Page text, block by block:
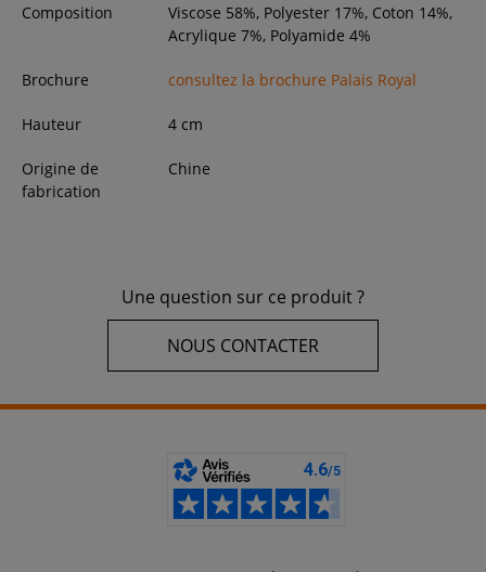
Composition
Viscose 58%, Polyester 17%, Coton 14%,
Acrylique 7%, Polyamide 4%
Brochure consultez la brochure Palais Royal
Hauteur 4 cm
Origine de
fabrication
Chine
Une question sur ce produit ?
NOUS CONTACTER